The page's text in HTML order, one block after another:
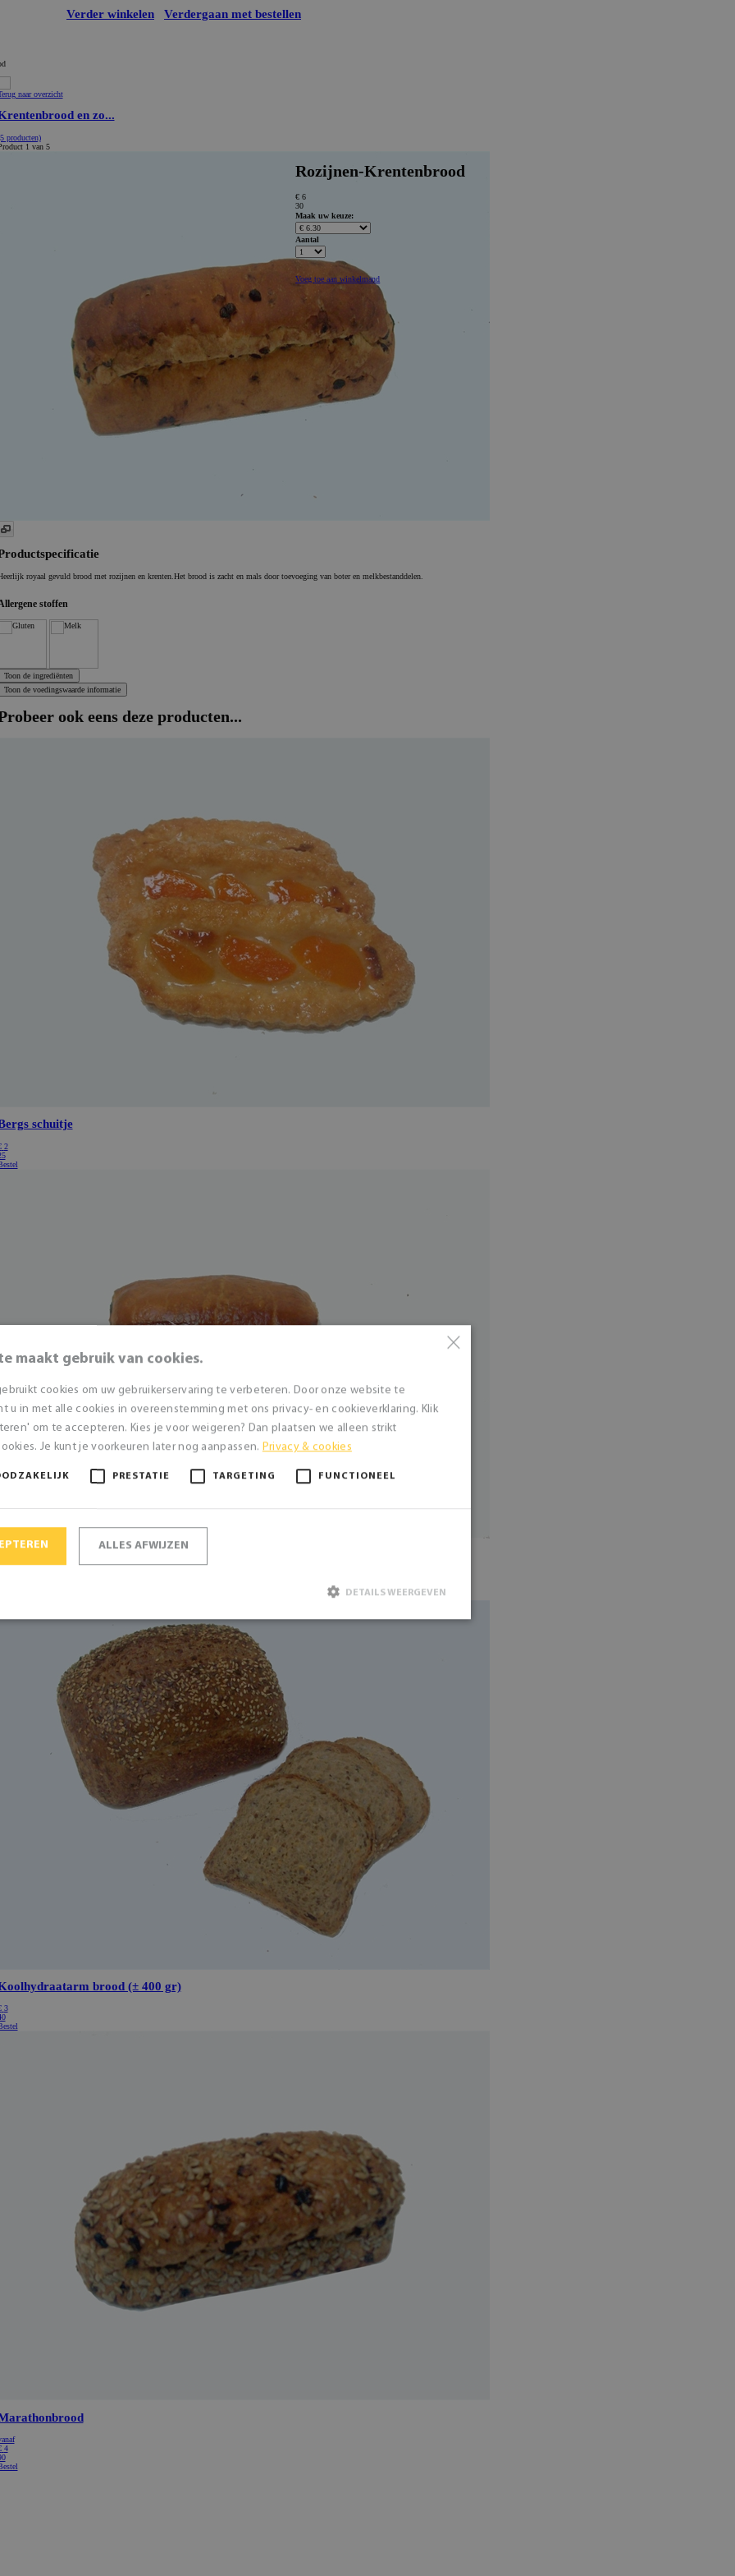
×
maakt gebruik van cookies.
cookies om uw gebruikerservaring te verbeteren. Door onze website te
u in met alle cookies in overeenstemming met ons privacy- en cookieverklaring. Klik
om te accepteren. Kies je voor weigeren? Dan plaatsen we alleen strikt
Je kunt je voorkeuren later nog aanpassen. Privacy & cookies
PRESTATIE TARGETING FUNCTIONEEL
ALLES AFWIJZEN
DETAILS WEERGEVEN
Strikt noodzakelijk Prestatie Targeting
cookies maken de kernfunctionaliteiten van de website mogelijk, zoals gebruikersaanmelding en accountbeheer.
goed worden gebruikt zonder de strikt noodzakelijke cookies.
Aanbieder / Domein Vervaldatum Omschrijving
Google LLC
www.google.com
6 maanden
Google reCAPTCHA plaatst een
noodzakelijke cookie (_GRECAPTCHA)
wanneer deze wordt uitgevoerd met het
oog op de risicoanalyse.
CookieScript
www.bakkerijde7heerlijkheden.nl
1 maand
Deze cookie wordt gebruikt door de
Cookie-Script.com-service om de
cookievoorkeuren van bezoekers te
onthouden. De cookie-banner van
Cookie-Script.com is noodzakelijk om
correct te werken.
Sessie
Deze cookie wordt ingesteld door
Doubleclick en voert informatie uit over
hoe de eindgebruiker de website
gebruikt en over eventuele advertenties
die de eindgebruiker heeft gezien
voordat hij de genoemde website